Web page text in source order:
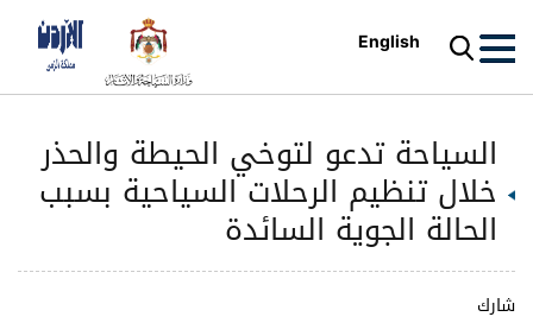
English
السياحة تدعو لتوخي الحيطة والحذر
خلال تنظيم الرحلات السياحية بسبب
الحالة الجوية السائدة
شارك